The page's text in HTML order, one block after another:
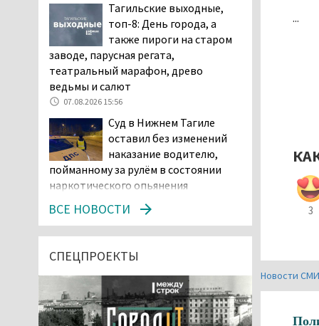
...
3
Новости
Тагильские выходные,
топ-8: День города, а
также пироги на старом
заводе, парусная регата,
театральный марафон, древо
ведьмы и салют
07.08.2026 15:56
Суд в Нижнем Тагиле
оставил без изменений
наказание водителю,
пойманному за рулём в состоянии
наркотического опьянения
ДТП под Екатеринбургом
Тагильские спасатели
проникли в квартиру
через балкон, чтобы
ВСЕ НОВОСТИ
СПЕЦПРОЕКТЫ